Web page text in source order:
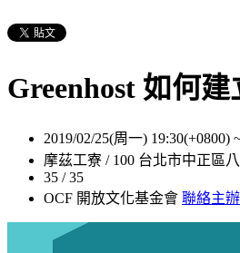
Greenhost 如何
2019/02/25(周一) 19:30(+0800)
摩茲工寮 / 100 台北市中正區
35 / 35
OCF 開放文化基金會 聯絡主